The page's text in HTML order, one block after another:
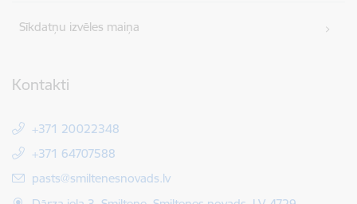
Sīkdatņu izvēles maiņa
Kontakti
+371 20022348
+371 64707588
E-pasts:
pasts@smiltenesnovads.lv